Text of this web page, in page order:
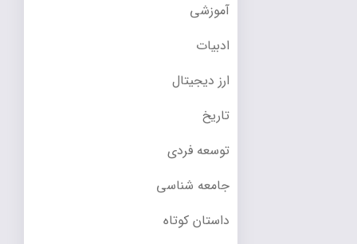
آموزشی
ادبیات
ارز دیجیتال
تاریخ
توسعه فردی
جامعه شناسی
داستان کوتاه